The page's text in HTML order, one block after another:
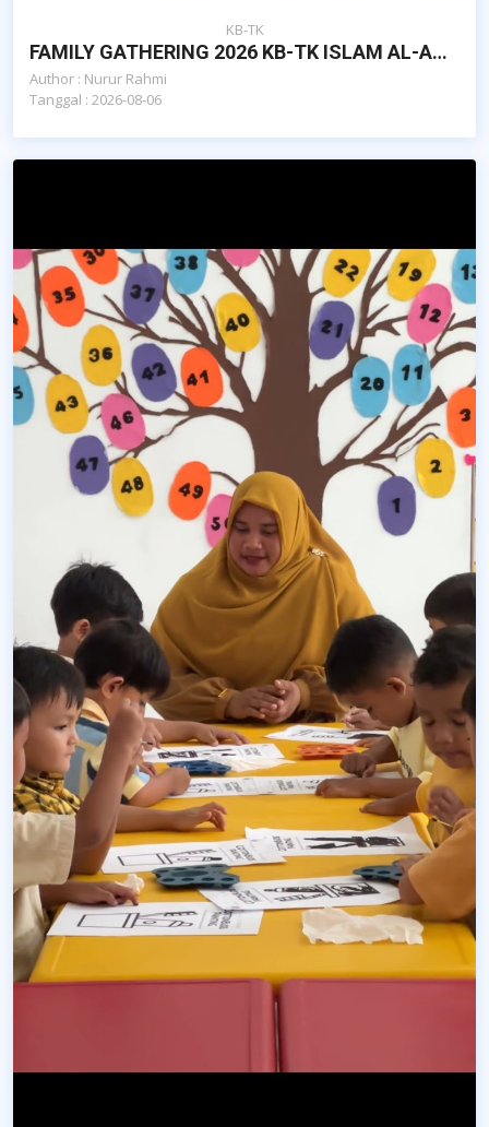
KB-TK
FAMILY GATHERING 2026 KB-TK ISLAM AL-AZHAR CAIRO BNA : FAMILY TIES, STRONGER TOGETHER
Author : Nurur Rahmi
Tanggal : 2026-08-06